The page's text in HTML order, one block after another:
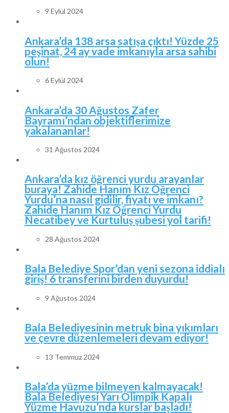
9 Eylül 2024
Ankara’da 138 arsa satışa çıktı! Yüzde 25
peşinat, 24 ay vade imkanıyla arsa sahibi
olun!
6 Eylül 2024
Ankara’da 30 Ağustos Zafer
Bayramı’ndan objektiflerimize
yakalananlar!
31 Ağustos 2024
Ankara’da kız öğrenci yurdu arayanlar
buraya! Zahide Hanım Kız Öğrenci
Yurdu’na nasıl gidilir, fiyatı ve imkanı?
Zahide Hanım Kız Öğrenci Yurdu
Necatibey ve Kurtuluş şubesi yol tarifi!
28 Ağustos 2024
Bala Belediye Spor’dan yeni sezona iddialı
giriş! 6 transferini birden duyurdu!
9 Ağustos 2024
Bala Belediyesinin metruk bina yıkımları
ve çevre düzenlemeleri devam ediyor!
13 Temmuz 2024
Bala’da yüzme bilmeyen kalmayacak!
Bala Belediyesi Yarı Olimpik Kapalı
Yüzme Havuzu’nda kurslar başladı!